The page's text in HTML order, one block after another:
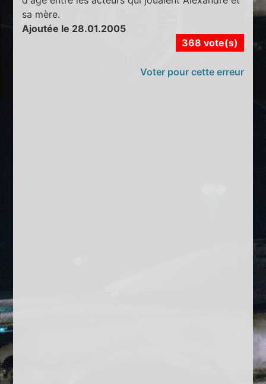
sa mère.
Ajoutée le 28.01.2005
368 vote(s)
Voter pour cette erreur